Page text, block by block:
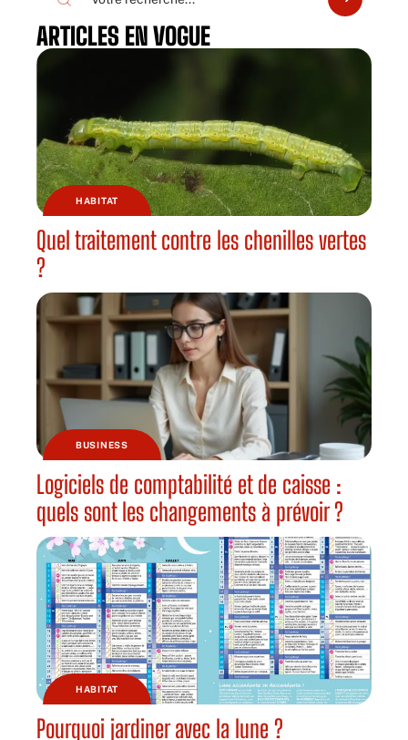
ARTICLES EN VOGUE
HABITAT
Quel traitement contre les chenilles vertes
?
BUSINESS
Logiciels de comptabilité et de caisse :
quels sont les changements à prévoir ?
HABITAT
Pourquoi jardiner avec la lune ?